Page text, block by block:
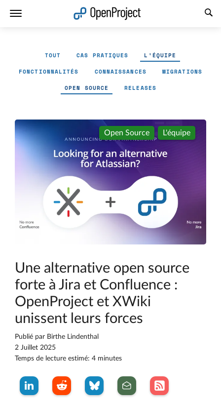
TOUT CAS PRATIQUES L'ÉQUIPE
FONCTIONNALITÉS CONNAISSANCES MIGRATIONS
OPEN SOURCE RELEASES
Open Source L'équipe
Une alternative open source
forte à Jira et Confluence :
OpenProject et XWiki
unissent leurs forces
Publié par Birthe Lindenthal
2 Juillet 2025
Temps de lecture estimé: 4 minutes
Ouvrir le lien dans un nouvel onglet